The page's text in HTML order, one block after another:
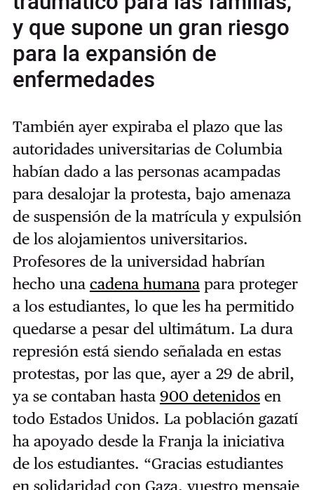
y que supone un gran riesgo
para la expansión de
enfermedades
También ayer expiraba el plazo que las
autoridades universitarias de Columbia
habían dado a las personas acampadas
para desalojar la protesta, bajo amenaza
de suspensión de la matrícula y expulsión
de los alojamientos universitarios.
Profesores de la universidad habrían
hecho una cadena humanapara proteger
a los estudiantes, lo que les ha permitido
quedarse a pesar del ultimátum. La dura
represión está siendo señalada en estas
protestas, por las que, ayer a 29 de abril,
ya se contaban hasta 900 detenidosen
todo Estados Unidos. La población gazatí
ha apoyado desde la Franja la iniciativa
de los estudiantes. “Gracias estudiantes
en solidaridad con Gaza, vuestro mensaje